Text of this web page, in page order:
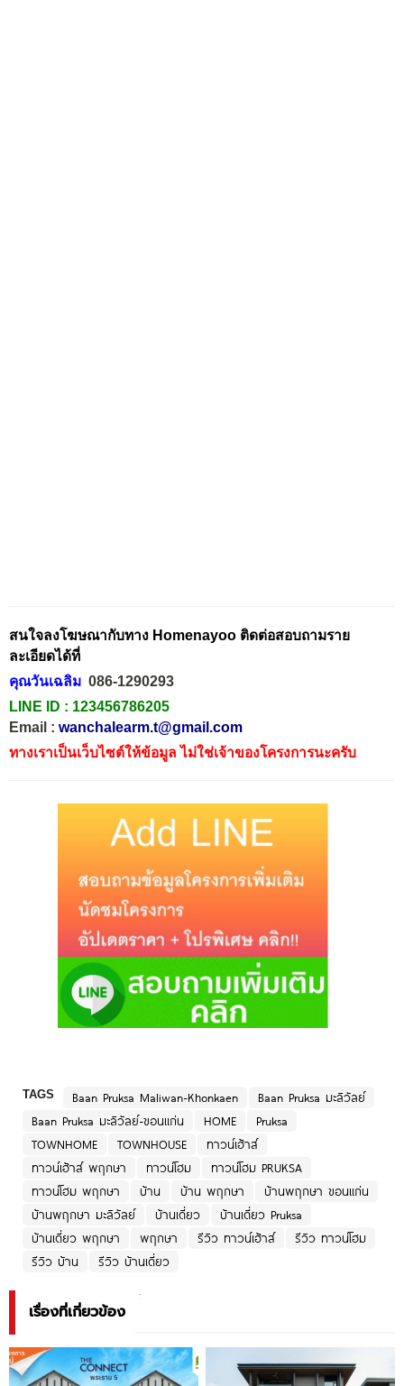
สนใจลงโฆษณากับทาง Homenayoo ติดต่อสอบถามราย
ละเอียดได้ที่
คุณวันเฉลิม 086-1290293
LINE ID : 123456786205
Email : wanchalearm.t@gmail.com
ทางเราเป็นเว็บไซต์ให้ข้อมูล ไม่ใช่เจ้าของโครงการนะครับ
TAGS Baan Pruksa Maliwan-Khonkaen
Baan Pruksa มะลิวัลย์
Baan Pruksa มะลิวัลย์-ขอนแก่น
HOME
Pruksa
TOWNHOME
TOWNHOUSE
ทาวน์เฮ้าส์
ทาวน์เฮ้าส์ พฤกษา
ทาวน์โฮม
ทาวน์โฮม PRUKSA
ทาวน์โฮม พฤกษา
บ้าน บ้าน พฤกษา
บ้านพฤกษา ขอนแก่น
บ้านพฤกษา มะลิวัลย์
บ้านเดี่ยว
บ้านเดี่ยว Pruksa
บ้านเดี่ยว พฤกษา
พฤกษา รีวิว ทาวน์เฮ้าส์
รีวิว ทาวน์โฮม
รีวิว บ้าน
รีวิว บ้านเดี่ยว
เรื่องที่เกี่ยวข้อง